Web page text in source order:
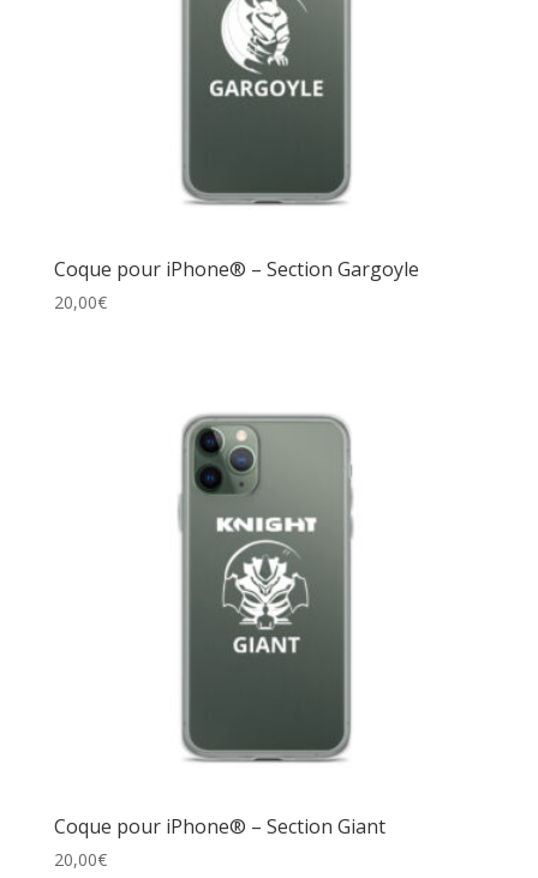
Coque pour iPhone® – Section Gargoyle
20,00€
Coque pour iPhone® – Section Giant
20,00€